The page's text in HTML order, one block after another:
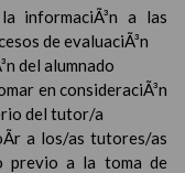
informaciÃ³n a las
de evaluaciÃ³n
del alumnado
en consideraciÃ³n
del tutor/a
a los/as tutores/as
previo a la toma de